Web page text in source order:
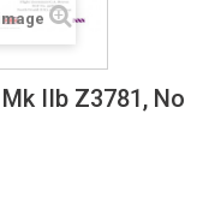
IIb Z3781, No